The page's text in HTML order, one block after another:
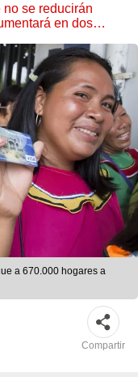
se reducirán
en dos
a 670.000 hogares a
Compartir